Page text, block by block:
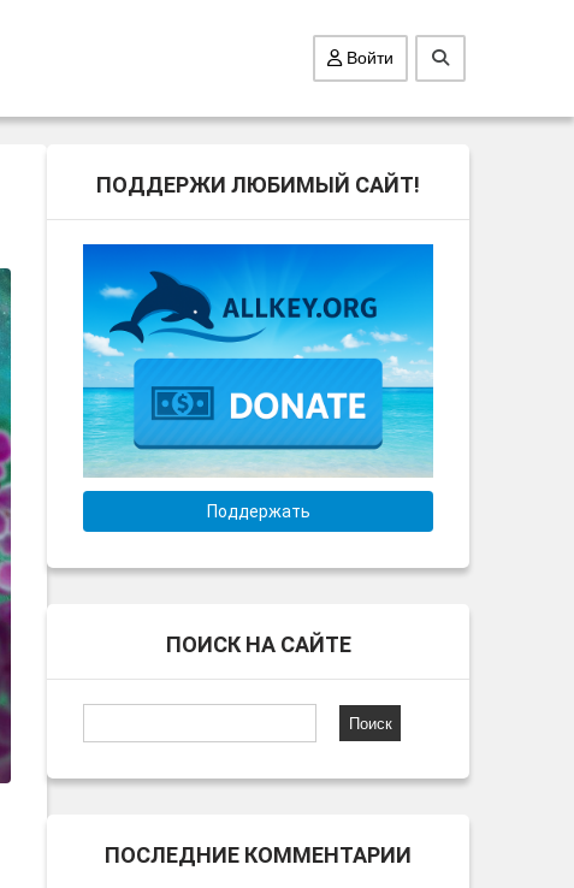
Войти
ПОДДЕРЖИ ЛЮБИМЫЙ САЙТ!
Поддержать
ПОИСК НА САЙТЕ
ПОСЛЕДНИЕ КОММЕНТАРИИ